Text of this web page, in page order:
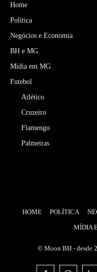
Home
Política
Negócios e Economia
BH e MG
Mídia em MG
Futebol
Atlético
Cruzeiro
Flamengo
Palmeiras
HOME POLÍTICA
MÍDIA
© Moon BH - desde